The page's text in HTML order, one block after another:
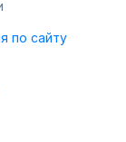
по сайту